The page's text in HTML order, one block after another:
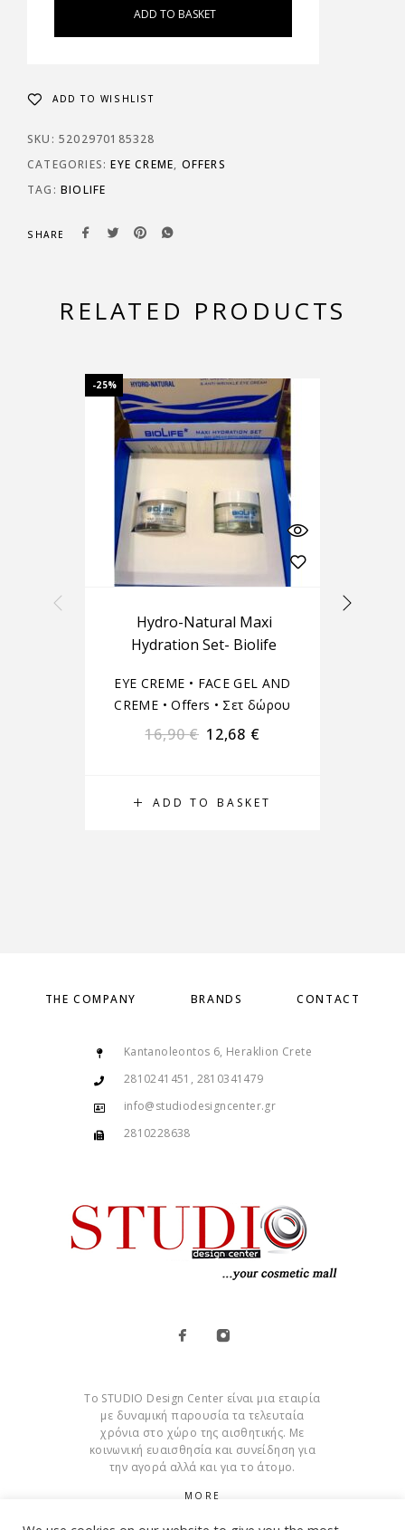
ADD TO BASKET
ADD TO WISHLIST
SKU: 5202970185328
CATEGORIES:EYE CREME, OFFERS
TAG: BIOLIFE
SHARE
RELATED PRODUCTS
-25%
ADD TO BASKET
Hydro-Natural Maxi
Hydration Set- Biolife
EYE CREME • FACE GEL AND
CREME •Offers • Σετ δώρου
16,90€ 12,68 €
THE COMPANY BRANDS CONTACT
Kantanoleontos 6, Heraklion Crete
2810241451, 2810341479
info@studiodesigncenter.gr
2810228638
Το STUDIO Design Center είναι μια εταιρία
με δυναμική παρουσία τα τελευταία
χρόνια στο χώρο της αισθητικής. Με
κοινωνική ευαισθησία και συνείδηση για
την αγορά αλλά και για το άτομο.
MORE